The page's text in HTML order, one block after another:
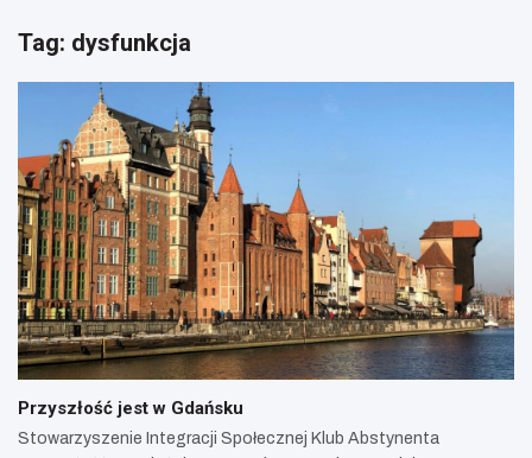
Tag: dysfunkcja
Przyszłość jest w Gdańsku
Stowarzyszenie Integracji Społecznej Klub Abstynenta